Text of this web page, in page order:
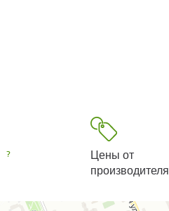
Цены от
производителя